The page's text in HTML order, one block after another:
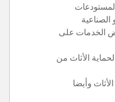
الصناعية
الخدمات على
الأثاث من
وأيضا